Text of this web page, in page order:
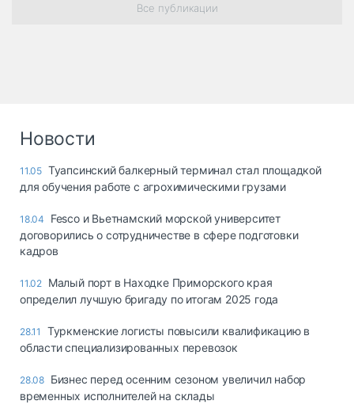
Все публикации
Новости
11.05 Туапсинский балкерный терминал стал площадкой
для обучения работе с агрохимическими грузами
18.04
Fesco и Вьетнамский морской университет
договорились о сотрудничестве в сфере подготовки
кадров
11.02 Малый порт в Находке Приморского края
определил лучшую бригаду по итогам 2025 года
28.11
Туркменские логисты повысили квалификацию в
области специализированных перевозок
28.08 Бизнес перед осенним сезоном увеличил набор
временных исполнителей на склады